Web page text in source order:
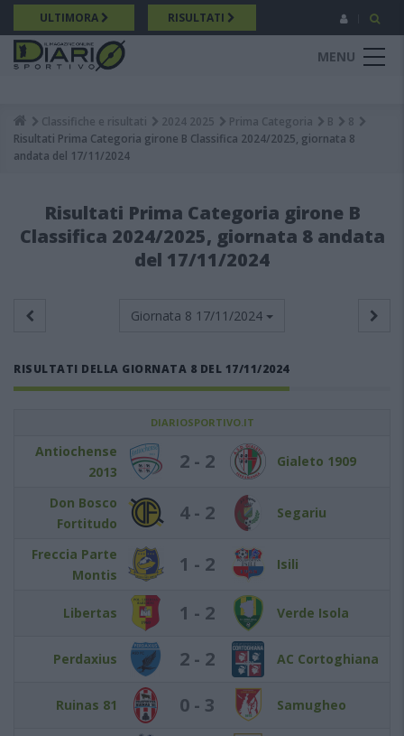
Salta
al
contenuto
principale
ULTIMORA RISULTATI
MENU
Breadcrumb
Classifiche e risultati 2024 2025 Prima Categoria B
8
Risultati Prima Categoria girone B Classifica 2024/2025, giornata 8
andata del 17/11/2024
Risultati Prima Categoria girone B
Classifica 2024/2025, giornata 8 andata
del 17/11/2024
Giornata 8 17/11/2024
RISULTATI DELLA GIORNATA 8 DEL 17/11/2024
DIARIOSPORTIVO.IT
Antiochense
2013
2 - 2 Gialeto 1909
Don Bosco
Fortitudo
4 - 2 Segariu
Freccia Parte
Montis
1 - 2 Isili
Libertas 1 - 2 Verde Isola
Perdaxius 2 - 2 AC Cortoghiana
Ruinas 81 0 - 3 Samugheo